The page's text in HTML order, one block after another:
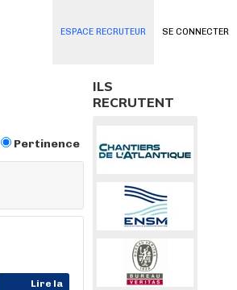
SE CONNECTER
ESPACE RECRUTEUR
Pertinence
Lire la
ILS
RECRUTENT